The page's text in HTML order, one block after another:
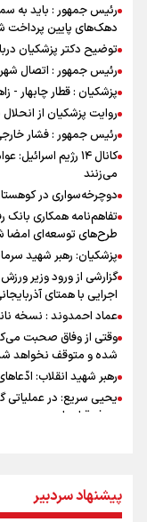
رئیس جمهور : باید به
دهک‌های پایین پرداخت
توضیح دکتر پزشکیان
رئیس جمهور : اتصال
پزشکیان : قطار چابهار -
روایت پزشکیان از انحلال
رئیس جمهور : فشار
کانال ۱۴ رژیم
می‌زنند
دوچرخه‌سواری در
تفاهم‌نامه همکاری بانک
طرح‌های توسعه‌ای امضا
پزشکیان: رهبر شهید
گزارشی از ورود وزیر
اجرایی با همتای
عماد احمدوند : نسخه
وقتی از وفاق صحبت
شده و متوقف نخواهد
رهبر شهید انقلاب:
یحیی سریع: در عملیاتی
هدف قرار دادیم
جابجایی مرکز ثقل
ایران +نمودار
پیشنهاد سردبیر